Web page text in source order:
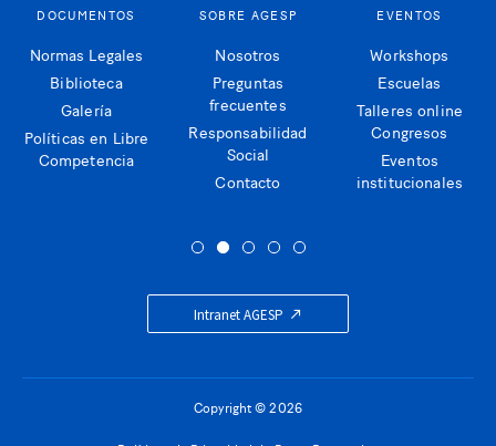
DOCUMENTOS
Normas Legales
Biblioteca
Galería
Políticas en Libre
Competencia
SOBRE AGESP
Nosotros
Preguntas
frecuentes
Responsabilidad
Social
Contacto
EVENTOS
Workshops
Escuelas
Talleres online
Congresos
Eventos
institucionales
Intranet AGESP
Copyright © 2026